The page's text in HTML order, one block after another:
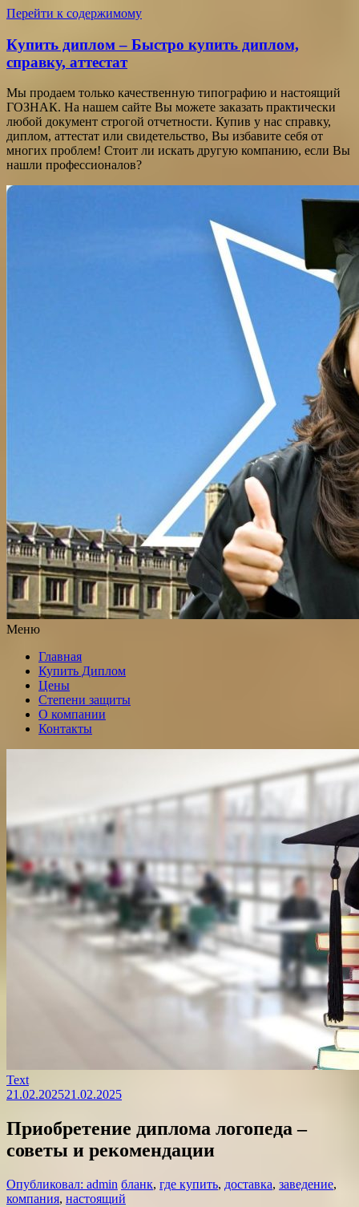
Перейти к содержимому
Купить диплом – Быстро купить диплом,
справку, аттестат
Мы продаем только качественную типографию и настоящий
ГОЗНАК. На нашем сайте Вы можете заказать практически
любой документ строгой отчетности. Купив у нас справку,
диплом, аттестат или свидетельство, Вы избавите себя от
многих проблем! Стоит ли искать другую компанию, если Вы
нашли профессионалов?
Меню
Главная
Купить Диплом
Цены
Степени защиты
О компании
Контакты
Text
21.02.202521.02.2025
Приобретение диплома логопеда –
советы и рекомендации
Опубликовал: admin бланк, где купить, доставка, заведение,
компания, настоящий